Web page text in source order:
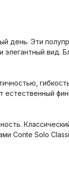
день. Эти
вид.
Conte Solo